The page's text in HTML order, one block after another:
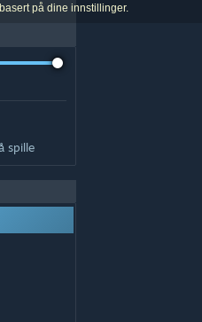
på dine innstillinger.
spille